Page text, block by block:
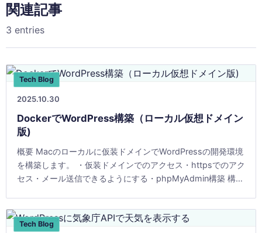
関連記事
3 entries
Tech Blog
2025.10.30
DockerでWordPress構築（ローカル仮想ドメイン
版)
概要 Macのローカルに仮装ドメインでWordPressの開発環境
を構築します。 ・仮装ドメインでのアクセス・httpsでのアク
セス・メール送信できるようにする・phpMyAdmin構築 構成
Tech Blog